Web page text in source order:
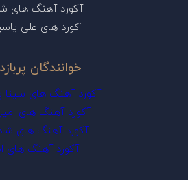
آکورد آهنگ های
آکورد های علی
خوانندگان
آکورد آهنگ های سینا
آکورد آهنگ های
آکورد آهنگ های
آکورد آهنگ های